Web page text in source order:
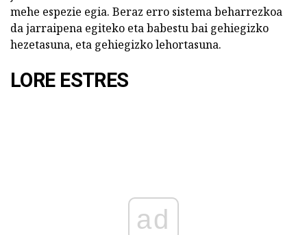
mehe espezie egia. Beraz erro sistema beharrezkoa
da jarraipena egiteko eta babestu bai gehiegizko
hezetasuna, eta gehiegizko lehortasuna.
LORE ESTRES
ad